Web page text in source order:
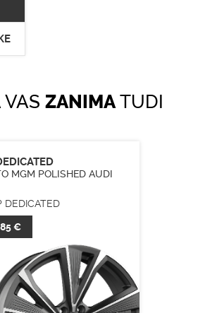
VAS ZANIMATUDI
MGM POLISHED AUDI
€